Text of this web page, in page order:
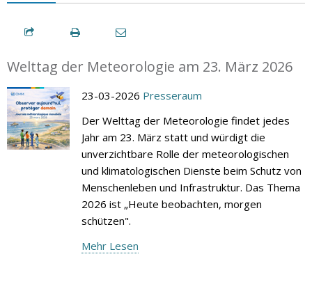
Welttag der Meteorologie am 23. März 2026
23-03-2026 Presseraum
Der Welttag der Meteorologie findet jedes
Jahr am 23. März statt und würdigt die
unverzichtbare Rolle der meteorologischen
und klimatologischen Dienste beim Schutz von
Menschenleben und Infrastruktur. Das Thema
2026 ist „Heute beobachten, morgen
schützen".
Mehr Lesen